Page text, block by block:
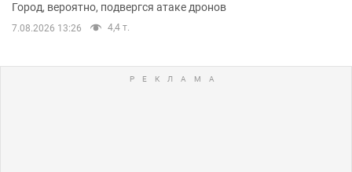
Город, вероятно, подвергся атаке дронов
7.08.2026 13:26 4,4 т.